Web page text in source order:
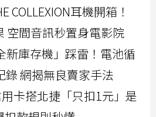
COLLEXION耳機開箱！
空間音訊秒置身電影院
新庫存機」踩雷！電池循
錄 網揭無良賣家手法
卡搭北捷「只扣1元」是